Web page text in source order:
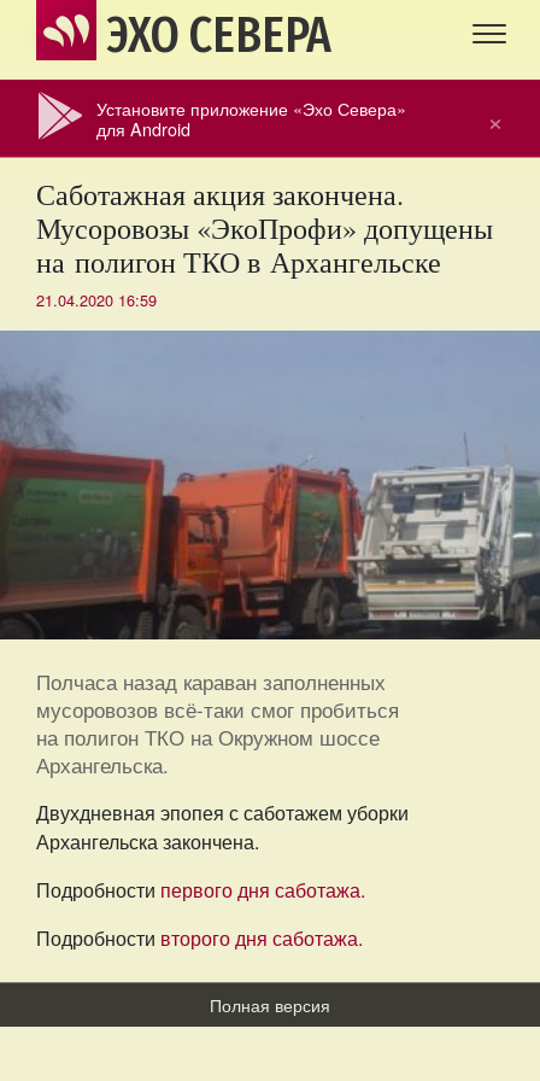
ЭХО СЕВЕРА
×
Установите приложение «Эхо Севера»
для Android
Саботажная акция закончена.
Мусоровозы «ЭкоПрофи» допущены
на полигон ТКО в Архангельске
21.04.2020 16:59
Полчаса назад караван заполненных
мусоровозов всё-таки смог пробиться
на полигон ТКО на Окружном шоссе
Архангельска.
Двухдневная эпопея с саботажем уборки
Архангельска закончена.
Подробности первого дня саботажа.
Подробности второго дня саботажа.
Полная версия